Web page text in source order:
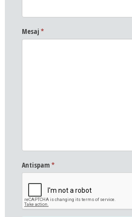
Mesaj *
Antispam *